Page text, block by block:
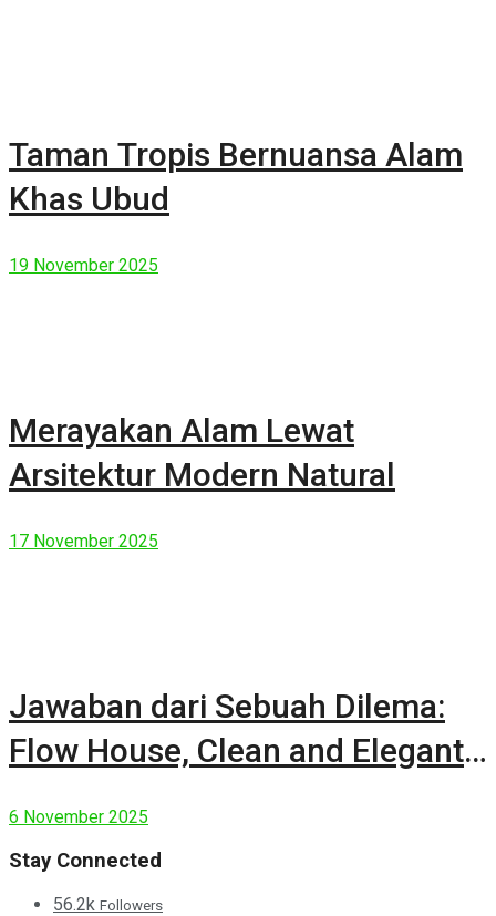
Taman Tropis Bernuansa Alam
Khas Ubud
19 November 2025
Merayakan Alam Lewat
Arsitektur Modern Natural
17 November 2025
Jawaban dari Sebuah Dilema:
Flow House, Clean and Elegant
6 November 2025
Stay Connected
56.2k Followers